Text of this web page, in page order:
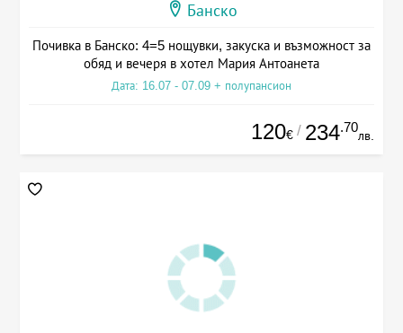
Банско
Почивка в Банско: 4=5 нощувки, закуска и възможност за
обяд и вечеря в хотел Мария Антоанета
Дата: 16.07 - 07.09 + полупансион
120€ / 234.70
лв.